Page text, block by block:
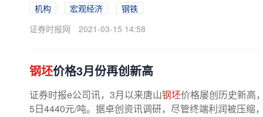
机构 宏观经济
钢铁
证券时报网
2021-03-15 14:58
钢坯价格3月份再创新高
证券时报e公司讯，3月以来唐山钢坯价格屡创历史新高
5日4440元/吨。据卓创资讯调研，尽管终端利润被压缩